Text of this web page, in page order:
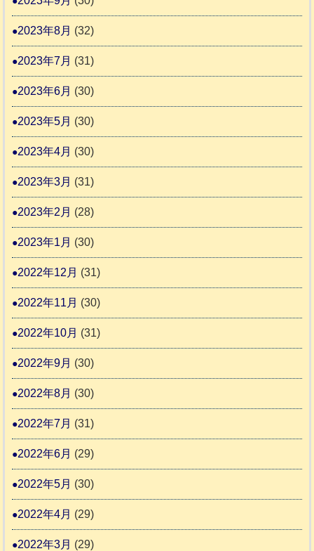
2023年8月 (32)
2023年7月 (31)
2023年6月 (30)
2023年5月 (30)
2023年4月 (30)
2023年3月 (31)
2023年2月 (28)
2023年1月 (30)
2022年12月 (31)
2022年11月 (30)
2022年10月 (31)
2022年9月 (30)
2022年8月 (30)
2022年7月 (31)
2022年6月 (29)
2022年5月 (30)
2022年4月 (29)
2022年3月 (29)